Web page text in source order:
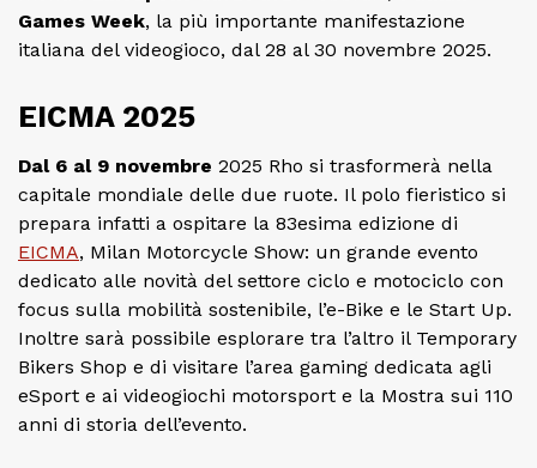
Games Week, la più importante manifestazione
italiana del videogioco, dal 28 al 30 novembre 2025.
EICMA 2025
Dal 6 al 9 novembre 2025 Rho si trasformerà nella
capitale mondiale delle due ruote. Il polo fieristico si
prepara infatti a ospitare la 83esima edizione di
EICMA, Milan Motorcycle Show: un grande evento
dedicato alle novità del settore ciclo e motociclo con
focus sulla mobilità sostenibile, l’e-Bike e le Start Up.
Inoltre sarà possibile esplorare tra l’altro il Temporary
Bikers Shop e di visitare l’area gaming dedicata agli
eSport e ai videogiochi motorsport e la Mostra sui 110
anni di storia dell’evento.